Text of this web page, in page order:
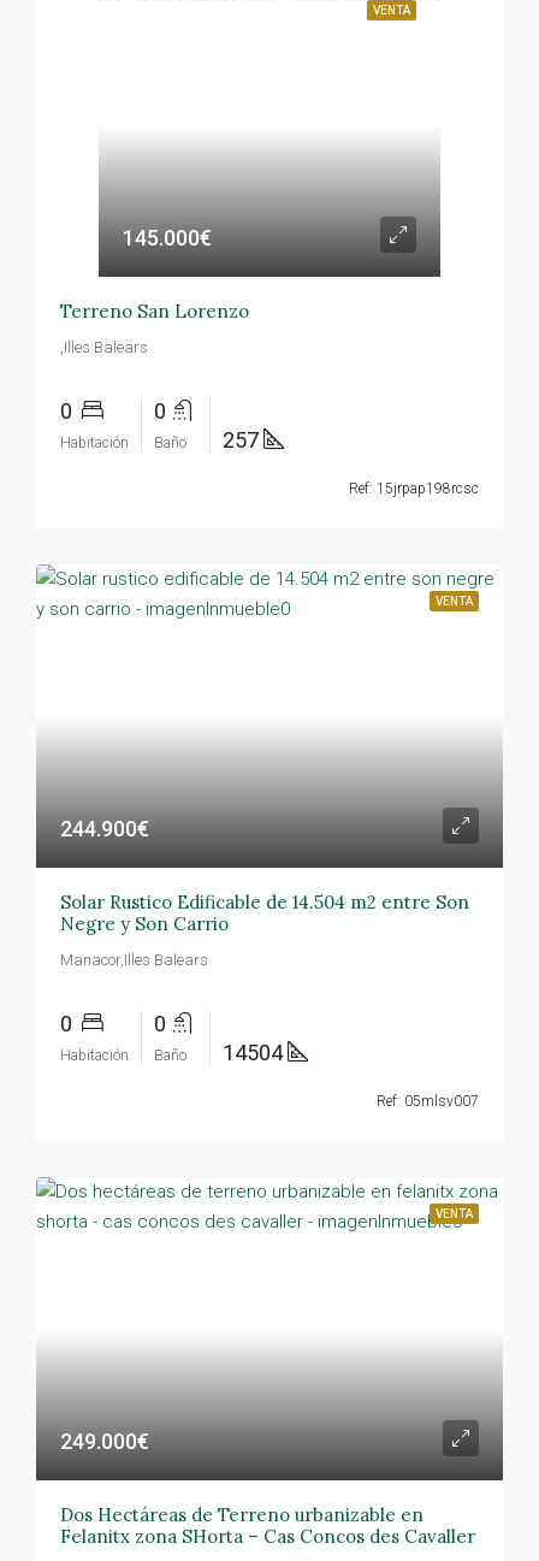
VENTA
145.000€
Terreno San Lorenzo
,Illes Balears
0
Habitación
0
Baño 257
Ref: 15jrpap198rcsc
VENTA
244.900€
Solar Rustico Edificable de 14.504 m2 entre Son
Negre y Son Carrio
Manacor,Illes Balears
0
Habitación
0
Baño 14504
Ref: 05mlsv007
VENTA
249.000€
Dos Hectáreas de Terreno urbanizable en
Felanitx zona SHorta – Cas Concos des Cavaller